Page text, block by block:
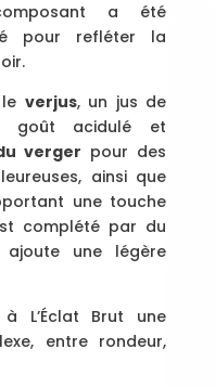
a été
pour refléter la
verjus, un jus de
goût acidulé et
verger pour des
ainsi que
une touche
complété par du
une légère
L’Éclat Brut une
entre rondeur,